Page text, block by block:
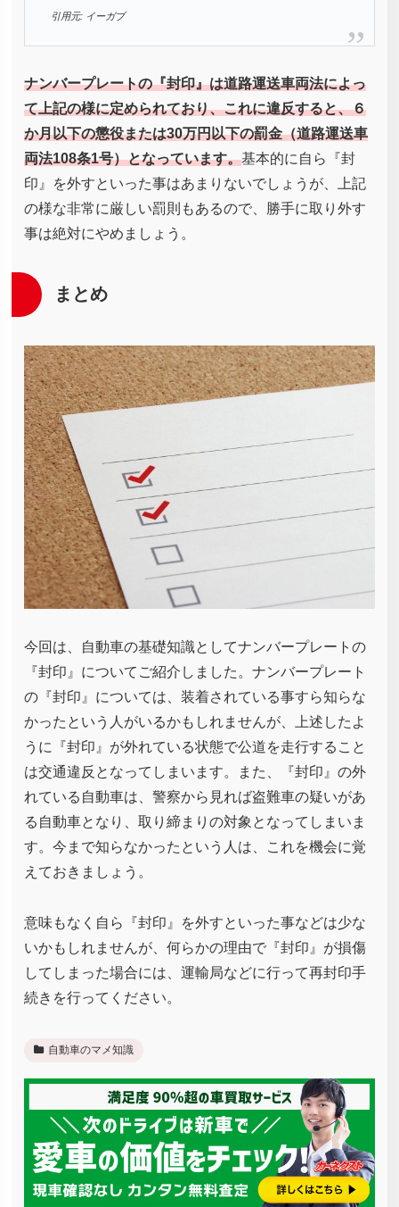
引用元: イーガブ
ナンバープレートの『封印』は道路運送車両法によっ
て上記の様に定められており、これに違反すると、６
か月以下の懲役または30万円以下の罰金（道路運送車
両法108条1号）となっています。基本的に自ら『封
印』を外すといった事はあまりないでしょうが、上記
の様な非常に厳しい罰則もあるので、勝手に取り外す
事は絶対にやめましょう。
まとめ
今回は、自動車の基礎知識としてナンバープレートの
『封印』についてご紹介しました。ナンバープレート
の『封印』については、装着されている事すら知らな
かったという人がいるかもしれませんが、上述したよ
うに『封印』が外れている状態で公道を走行すること
は交通違反となってしまいます。また、『封印』の外
れている自動車は、警察から見れば盗難車の疑いがあ
る自動車となり、取り締まりの対象となってしまいま
す。今まで知らなかったという人は、これを機会に覚
えておきましょう。
意味もなく自ら『封印』を外すといった事などは少な
いかもしれませんが、何らかの理由で『封印』が損傷
してしまった場合には、運輸局などに行って再封印手
続きを行ってください。
自動車のマメ知識